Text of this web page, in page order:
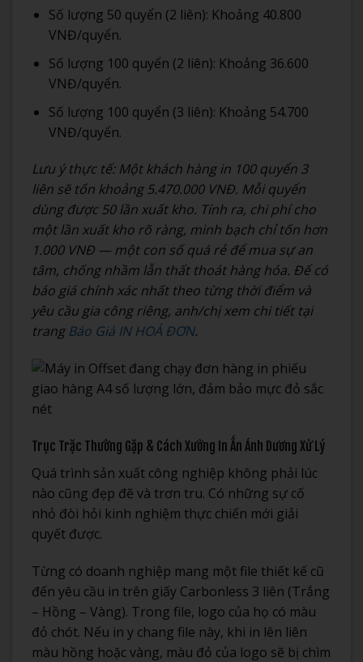
Số lượng 50 quyển (2 liên): Khoảng 40.800
VNĐ/quyển.
Số lượng 100 quyển (2 liên): Khoảng 36.600
VNĐ/quyển.
Số lượng 100 quyển (3 liên): Khoảng 54.700
VNĐ/quyển.
Lưu ý thực tế: Một khách hàng in 100 quyển 3
liên sẽ tốn khoảng 5.470.000 VNĐ. Mỗi quyển
dùng được 50 lần xuất kho. Tính ra, chi phí cho
một lần xuất kho rõ ràng, minh bạch chỉ tốn hơn
1.000 VNĐ — một con số quá rẻ để mua sự an
tâm, chống nhầm lẫn thất thoát hàng hóa. Để có
báo giá chính xác nhất theo từng thời điểm và
yêu cầu gia công riêng, anh/chị xem chi tiết tại
trang Báo Giá IN HOÁ ĐƠN.
Trục Trặc Thường Gặp & Cách Xưởng In Ấn Ánh Dương Xử Lý
Quá trình sản xuất công nghiệp không phải lúc
nào cũng đẹp đẽ và trơn tru. Có những sự cố
nhỏ đòi hỏi kinh nghiệm thực chiến mới giải
quyết được.
Từng có doanh nghiệp mang một file thiết kế cũ
đến yêu cầu in trên giấy Carbonless 3 liên (Trắng
– Hồng – Vàng). Trong file, logo của họ có màu
đỏ chót. Nếu in y chang file này, khi in lên liên
màu hồng hoặc vàng, màu đỏ của logo sẽ bị chìm